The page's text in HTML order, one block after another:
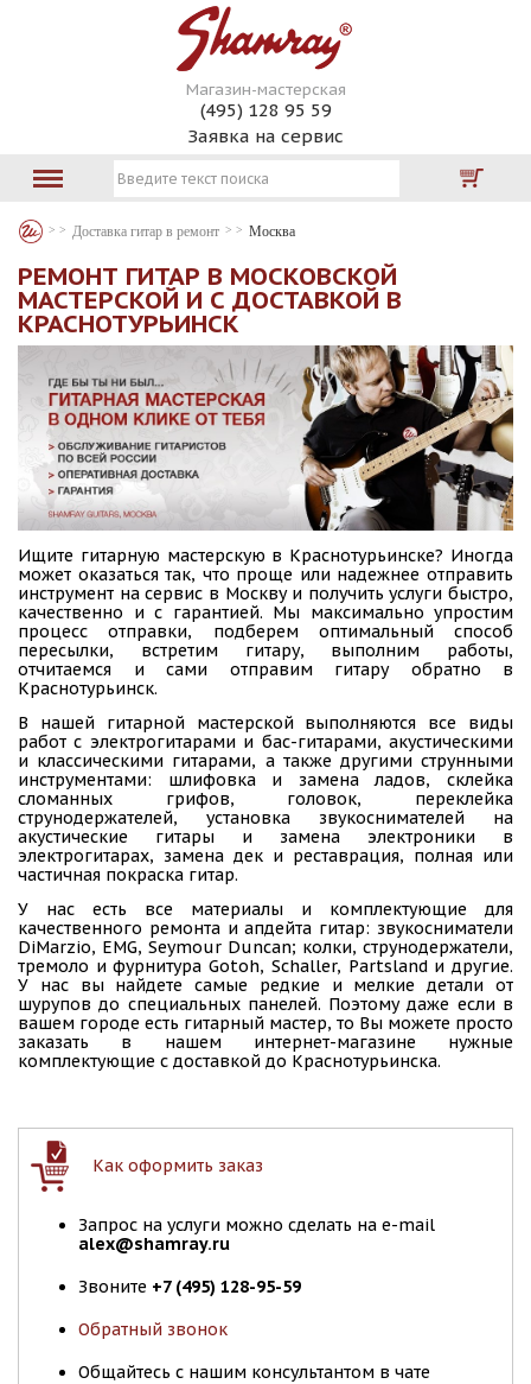
Магазин-мастерская
(495) 128 95 59
Заявка на сервис
Доставка гитар в ремонт Москва
РЕМОНТ ГИТАР В МОСКОВСКОЙ
МАСТЕРСКОЙ И С ДОСТАВКОЙ В
КРАСНОТУРЬИНСК
Ищите гитарную мастерскую в Краснотурьинске? Иногда
может оказаться так, что проще или надежнее отправить
инструмент на сервис в Москву и получить услуги быстро,
качественно и с гарантией. Мы максимально упростим
процесс отправки, подберем оптимальный способ
пересылки, встретим гитару, выполним работы,
отчитаемся и сами отправим гитару обратно в
Краснотурьинск.
В нашей гитарной мастерской выполняются все виды
работ с электрогитарами и бас-гитарами, акустическими
и классическими гитарами, а также другими струнными
инструментами: шлифовка и замена ладов, склейка
сломанных грифов, головок, переклейка
струнодержателей, установка звукоснимателей на
акустические гитары и замена электроники в
электрогитарах, замена дек и реставрация, полная или
частичная покраска гитар.
У нас есть все материалы и комплектующие для
качественного ремонта и апдейта гитар: звукосниматели
DiMarzio, EMG, Seymour Duncan; колки, струнодержатели,
тремоло и фурнитура Gotoh, Schaller, Partsland и другие.
У нас вы найдете самые редкие и мелкие детали от
шурупов до специальных панелей. Поэтому даже если в
вашем городе есть гитарный мастер, то Вы можете просто
заказать в нашем интернет-магазине нужные
комплектующие с доставкой до Краснотурьинска.
Как оформить заказ
Запрос на услуги можно сделать на e-mail
alex@shamray.ru
Звоните +7 (495) 128-95-59
Обратный звонок
Общайтесь с нашим консультантом в чате